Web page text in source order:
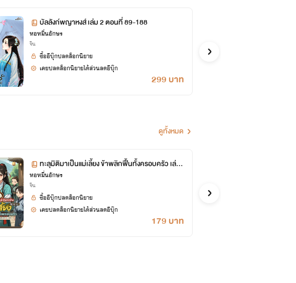
บัลลังก์พญาหงส์ เล่ม 2 ตอนที่ 89-188
หอหมื่นอักษร
จีน
299 บาท
ซื้ออีบุ๊กปลดล็อกนิยาย
เคยปลดล็อกนิยายได้ส่วนลดอีบุ๊ก
ดูทั้งหมด
ทะลุมิติมาเป็นแม่เลี้ยง ข้าพลิกฟื้นทั้งครอบครัว เล่ม
14 ตอน 706-758
หอหมื่นอักษร
จีน
179 บาท
ซื้ออีบุ๊กปลดล็อกนิยาย
เคยปลดล็อกนิยายได้ส่วนลดอีบุ๊ก